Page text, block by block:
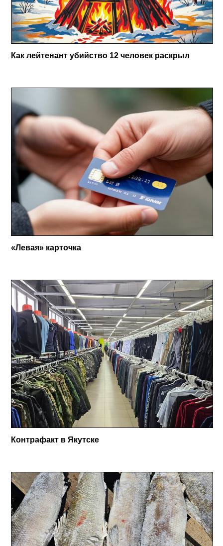
Как лейтенант убийство 12 человек раскрыл
«Левая» карточка
Контрафакт в Якутске